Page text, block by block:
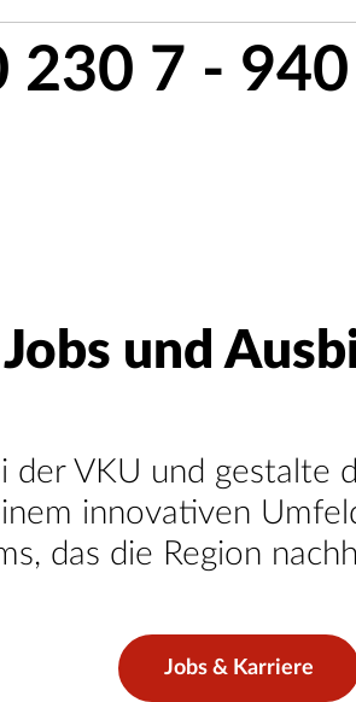
230 7 -
Jobs und
der VKU und gestalte
innovativen
das die Region
Jobs & Karriere